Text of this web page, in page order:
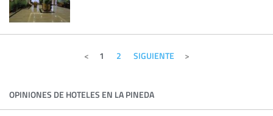
1 2 SIGUIENTE
OPINIONES DE HOTELES EN LA PINEDA